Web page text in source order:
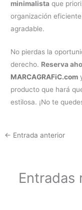
minimalista que
organización
agradable.
No pierdas la
derecho. Reserva
MARCAGRAFiC.com
producto que hará
estilosa. ¡No te
← Entrada anterior
Entradas